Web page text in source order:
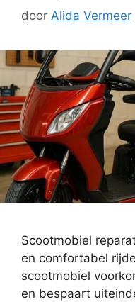
door Alida Vermeer
Scootmobiel
en comfortabel
scootmobiel
en bespaart